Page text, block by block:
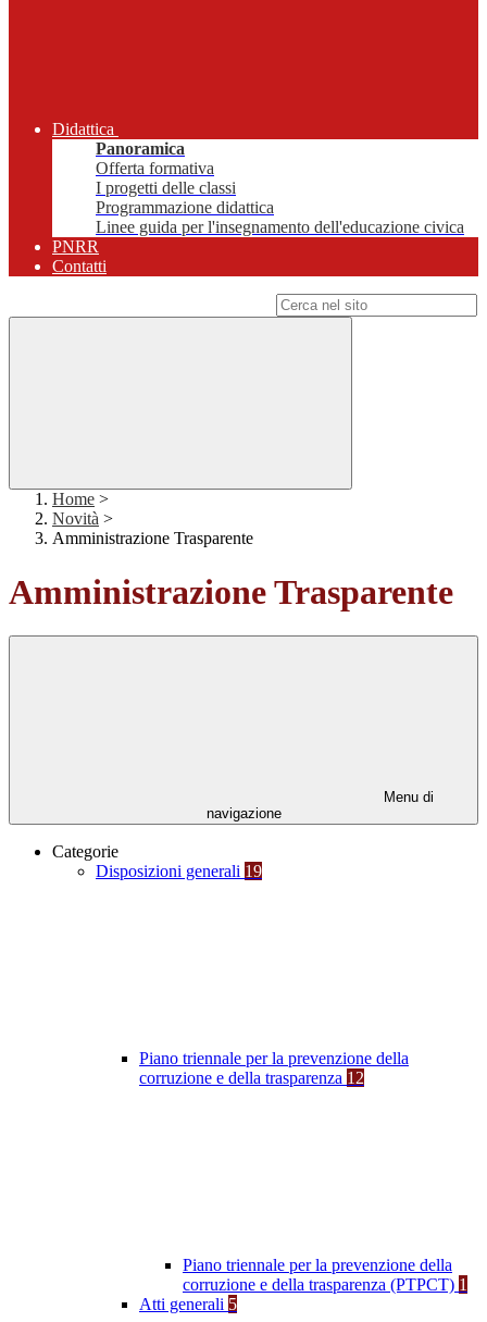
Didattica
Panoramica
Offerta formativa
I progetti delle classi
Programmazione didattica
Linee guida per l'insegnamento dell'educazione civica
PNRR
Contatti
Home >
Novità >
Amministrazione Trasparente
Amministrazione Trasparente
Menu di
navigazione
Categorie
Disposizioni generali 19
Piano triennale per la prevenzione della
corruzione e della trasparenza 12
Piano triennale per la prevenzione della
corruzione e della trasparenza (PTPCT) 1
Atti generali 5